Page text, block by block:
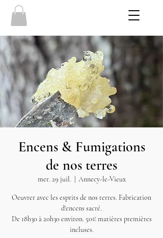
Encens & Fumigations
de nos terres
mer. 29 juil. Annecy-le-Vieux
Oeuvrer avec les esprits de nos terres. Fabrication
d'encens sacré.
De 18h30 à 20h30 environ. 50€ matières premières
incluses.